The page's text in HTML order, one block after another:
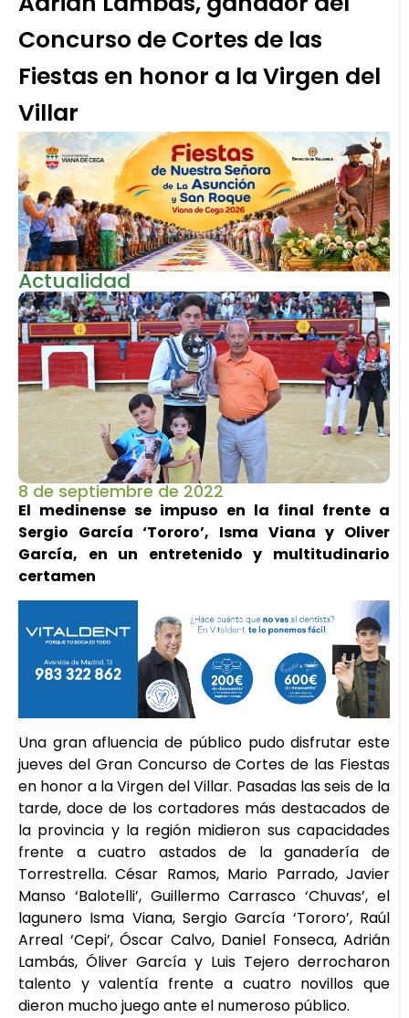
Concurso de Cortes de las
Fiestas en honor a la Virgen del
Villar
Actualidad
8 de septiembre de 2022
El medinense se impuso en la final frente a
Sergio García ‘Tororo’, Isma Viana y Oliver
García, en un entretenido y multitudinario
certamen
Una gran afluencia de público pudo disfrutar este
jueves del Gran Concurso de Cortes de las Fiestas
en honor a la Virgen del Villar. Pasadas las seis de la
tarde, doce de los cortadores más destacados de
la provincia y la región midieron sus capacidades
frente a cuatro astados de la ganadería de
Torrestrella. César Ramos, Mario Parrado, Javier
Manso ‘Balotelli’, Guillermo Carrasco ‘Chuvas’, el
lagunero Isma Viana, Sergio García ‘Tororo’, Raúl
Arreal ‘Cepi’, Óscar Calvo, Daniel Fonseca, Adrián
Lambás, Óliver García y Luis Tejero derrocharon
talento y valentía frente a cuatro novillos que
dieron mucho juego ante el numeroso público.